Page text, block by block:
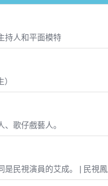
持人和平面模特
、歌仔戲藝人。
是民視演員的艾成。 | 民視